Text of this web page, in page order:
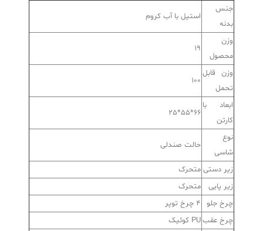
جنس
بدنه
استیل با آب کروم
وزن
محصول
19
وزن قابل
تحمل
100
ابعاد با
کارتن
66*55*25
نوع
شاسی
حالت صندلی
زیر دستی متحرک
زیر پایی
متحرک
چرخ جلو
4 چرخ توپر
چرخ عقبPU کوئیک